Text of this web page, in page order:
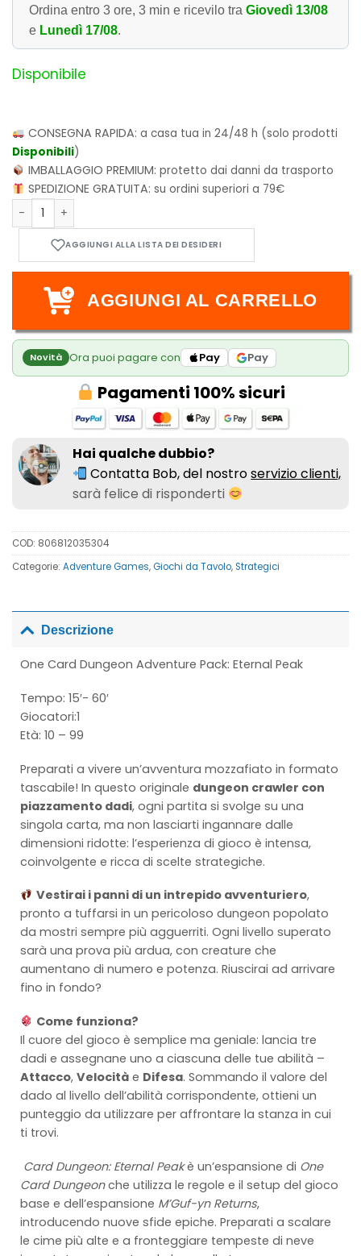
Ordina entro 3 ore, 3 min e ricevilo tra Giovedì 13/08
e Lunedì 17/08.
Disponibile
CONSEGNA RAPIDA:a casa tua in 24/48 h (solo prodotti
Disponibili)
IMBALLAGGIO PREMIUM:protetto dai danni da trasporto
SPEDIZIONE GRATUITA:su ordini superiori a 79€
One Card Dungeon Adventure Pack: Eternal Peak quantità
AGGIUNGI AL CARRELLO
Novità Ora puoi pagare con Pay Pay
Pagamenti 100% sicuri
Hai qualche dubbio?
Contatta Bob, del nostroservizio clienti,
sarà felice di risponderti
COD: 806812035304
Categorie: Adventure Games, Giochi da Tavolo, Strategici
Descrizione
One Card Dungeon Adventure Pack: Eternal Peak
Tempo: 15′- 60′
Giocatori:1
Età: 10 – 99
Preparati a vivere un’avventura mozzafiato in formato
tascabile! In questo originale dungeon crawler con
piazzamento dadi, ogni partita si svolge su una
singola carta, ma non lasciarti ingannare dalle
dimensioni ridotte: l’esperienza di gioco è intensa,
coinvolgente e ricca di scelte strategiche.
Vestirai i panni di un intrepido avventuriero,
pronto a tuffarsi in un pericoloso dungeon popolato
da mostri sempre più agguerriti. Ogni livello superato
sarà una prova più ardua, con creature che
aumentano di numero e potenza. Riuscirai ad arrivare
fino in fondo?
Come funziona?
Il cuore del gioco è semplice ma geniale: lancia tre
dadi e assegnane uno a ciascuna delle tue abilità –
Attacco, Velocità e Difesa. Sommando il valore del
dado al livello dell’abilità corrispondente, ottieni un
punteggio da utilizzare per affrontare la stanza in cui
ti trovi.
Card Dungeon: Eternal Peakè un’espansione di One
Card Dungeonche utilizza le regole e il setup del gioco
base e dell’espansione M’Guf-yn Returns,
introducendo nuove sfide epiche. Preparati a scalare
le cime più alte e a fronteggiare tempeste di neve